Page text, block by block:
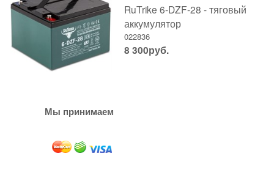
RuTrike 6-DZF-28 - тяговый
аккумулятор
022836
8 300руб.
Мы принимаем